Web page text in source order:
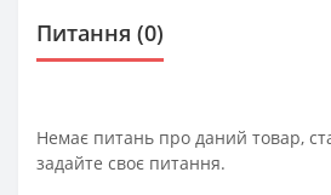
Питання (0)
Немає питань про даний товар,
задайте своє питання.